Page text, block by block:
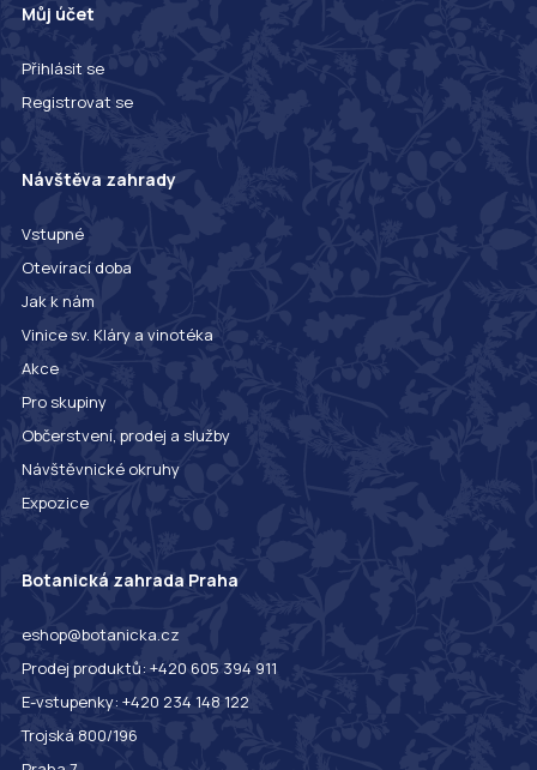
Můj účet
Přihlásit se
Registrovat se
Návštěva zahrady
Vstupné
Otevírací doba
Jak k nám
Vinice sv. Kláry a vinotéka
Akce
Pro skupiny
Občerstvení, prodej a služby
Návštěvnické okruhy
Expozice
Botanická zahrada Praha
eshop@botanicka.cz
Prodej produktů: +420 605 394 911
E-vstupenky: +420 234 148 122
Trojská 800/196